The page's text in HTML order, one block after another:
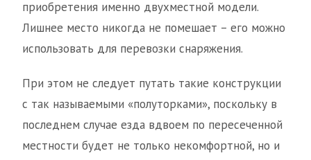
приобретения именно двухместной модели.
Лишнее место никогда не помешает – его можно
использовать для перевозки снаряжения.
При этом не следует путать такие конструкции
с так называемыми «полуторками», поскольку в
последнем случае езда вдвоем по пересеченной
местности будет не только некомфортной, но и